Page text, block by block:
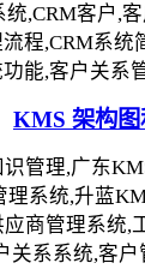
,CRM客户,
程,CRM系统
能,客户关系
KMS 架构图
管理,广东
系统,升蓝
商管理系统,
关系系统,客